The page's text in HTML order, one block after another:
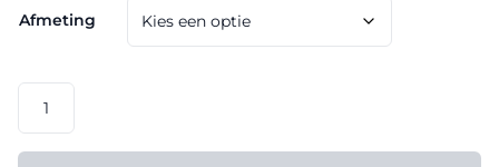
tot
€ 119,20
Afmeting
model
J24